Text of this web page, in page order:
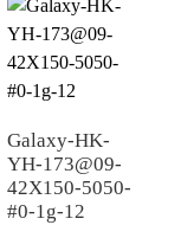
Galaxy-HK-
YH-173@09-
42X150-5050-
#0-1g-12